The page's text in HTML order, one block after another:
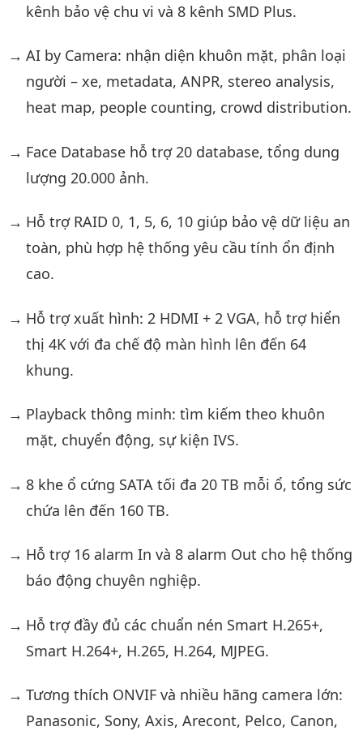
kênh bảo vệ chu vi và 8 kênh SMD Plus.
AI by Camera: nhận diện khuôn mặt, phân loại
người – xe, metadata, ANPR, stereo analysis,
heat map, people counting, crowd distribution.
Face Database hỗ trợ 20 database, tổng dung
lượng 20.000 ảnh.
Hỗ trợ RAID 0, 1, 5, 6, 10 giúp bảo vệ dữ liệu an
toàn, phù hợp hệ thống yêu cầu tính ổn định
cao.
Hỗ trợ xuất hình: 2 HDMI + 2 VGA, hỗ trợ hiển
thị 4K với đa chế độ màn hình lên đến 64
khung.
Playback thông minh: tìm kiếm theo khuôn
mặt, chuyển động, sự kiện IVS.
8 khe ổ cứng SATA tối đa 20 TB mỗi ổ, tổng sức
chứa lên đến 160 TB.
Hỗ trợ 16 alarm In và 8 alarm Out cho hệ thống
báo động chuyên nghiệp.
Hỗ trợ đầy đủ các chuẩn nén Smart H.265+,
Smart H.264+, H.265, H.264, MJPEG.
Tương thích ONVIF và nhiều hãng camera lớn:
Panasonic, Sony, Axis, Arecont, Pelco, Canon,